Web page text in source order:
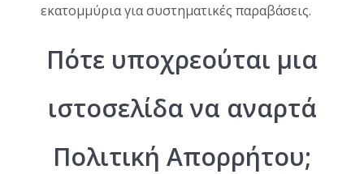
εκατομμύρια για συστηματικές παραβάσεις.
Πότε υποχρεούται μια
ιστοσελίδα να αναρτά
Πολιτική Απορρήτου;